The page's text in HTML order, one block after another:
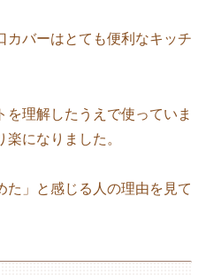
カバーはとても便利なキッチ
理解したうえで使っていま
になりました。
た」と感じる人の理由を見て